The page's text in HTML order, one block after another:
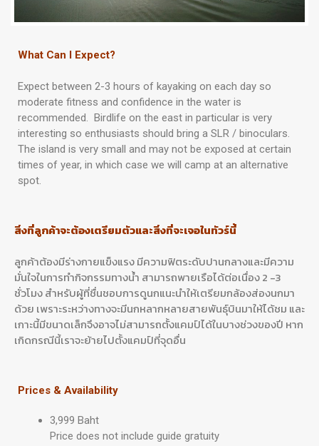
What Can I Expect?
Expect between 2-3 hours of kayaking on each day so
moderate fitness and confidence in the water is
recommended. Birdlife on the east in particular is very
interesting so enthusiasts should bring a SLR / binoculars.
The island is very small and may not be exposed at certain
times of year, in which case we will camp at an alternative
spot.
สิ่งที่ลูกค้าจะต้องเตรียมตัวและสิ่งที่จะเจอในทัวร์นี้
ลูกค้าต้องมีร่างกายแข็งแรง มีความฟิตระดับปานกลางและมีความ
มั่นใจในการทำกิจกรรมทางน้ำ สามารถพายเรือได้ต่อเนื่อง 2 -3
ชั่วโมง สำหรับผู้ที่ชื่นชอบการดูนกแนะนำให้เตรียมกล้องส่องนกมา
ด้วย เพราะระหว่างทางจะมีนกหลากหลายสายพันธุ์บินมาให้ได้ชม และ
เกาะนี้มีขนาดเล็กจึงอาจไม่สามารถตั้งแคมป์ได้ในบางช่วงของปี หาก
เกิดกรณีนี้เราจะย้ายไปตั้งแคมป์ที่จุดอื่น
Prices & Availability
3,999 Baht
Price does not include guide gratuity